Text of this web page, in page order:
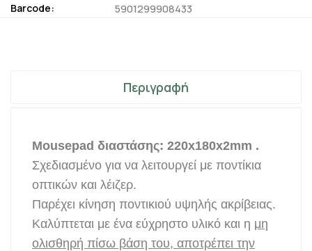
Barcode: 5901299908433
Περιγραφή
Mousepad διαστάσης: 220x180x2mm .
Σχεδιασμένο για να λειτουργεί με ποντίκια
οπτικών και λέιζερ.
Παρέχει κίνηση ποντικιού υψηλής ακρίβειας.
Καλύπτεται με ένα εύχρηστο υλικό και η μη
ολισθηρή πίσω βάση του, αποτρέπει την